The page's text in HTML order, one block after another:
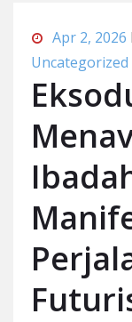
Apr 2, 2026
Uncategorized